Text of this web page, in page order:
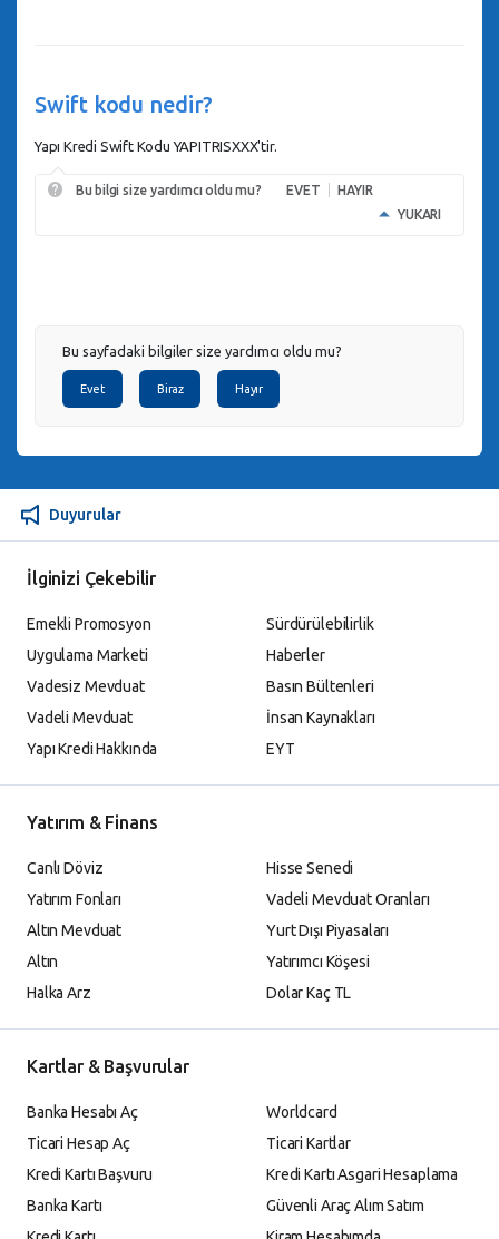
Swift kodu nedir?
Yapı Kredi Swift Kodu YAPITRISXXX'tir.
Bu bilgi size yardımcı oldu mu? EVET
HAYIR
YUKARI
Bu sayfadaki bilgiler size yardımcı oldu mu?
Evet Biraz Hayır
Duyurular
İlginizi Çekebilir
Emekli Promosyon
Uygulama Marketi
Vadesiz Mevduat
Vadeli Mevduat
Yapı Kredi Hakkında
Sürdürülebilirlik
Haberler
Basın Bültenleri
İnsan Kaynakları
EYT
Yatırım & Finans
Canlı Döviz
Yatırım Fonları
Altın Mevduat
Altın
Halka Arz
Hisse Senedi
Vadeli Mevduat Oranları
Yurt Dışı Piyasaları
Yatırımcı Köşesi
Dolar Kaç TL
Kartlar & Başvurular
Banka Hesabı Aç
Ticari Hesap Aç
Kredi Kartı Başvuru
Banka Kartı
Worldcard
Ticari Kartlar
Kredi Kartı Asgari Hesaplama
Güvenli Araç Alım Satım